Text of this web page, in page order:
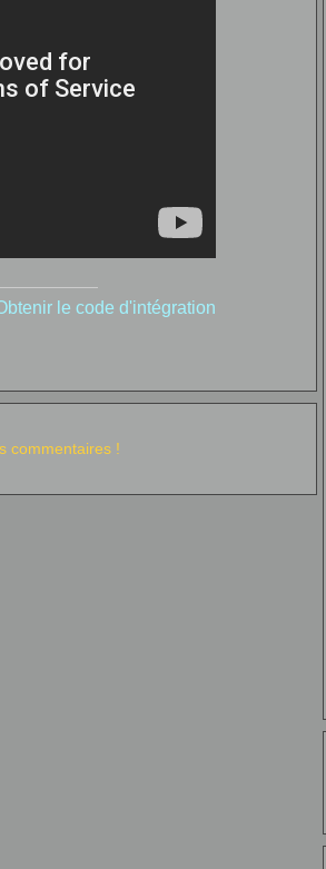
le code d'intégration
commentaires !